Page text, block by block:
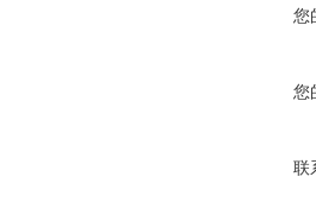
您
您
联